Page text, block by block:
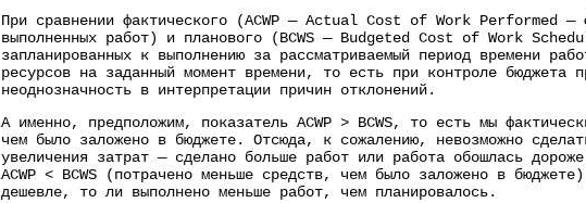
При сравнении фактического (ACWP — Actual Cost of Work Performed —
выполненных работ) и планового (BCWS — Budgeted Cost of Work
запланированных к выполнению за рассматриваемый период времени
ресурсов на заданный момент времени, то есть при контроле бюджета
неоднозначность в интерпретации причин отклонений.
А именно, предположим, показатель ACWP > BCWS, то есть мы
чем было заложено в бюджете. Отсюда, к сожалению, невозможно
увеличения затрат — сделано больше работ или работа обошлась
ACWP < BCWS (потрачено меньше средств, чем было заложено в
дешевле, то ли выполнено меньше работ, чем планировалось.